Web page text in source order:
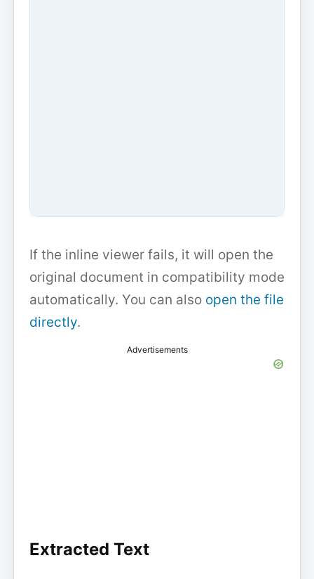
If the inline viewer fails, it will open the
original document in compatibility mode
automatically. You can also open the file
directly.
Advertisements
Extracted Text